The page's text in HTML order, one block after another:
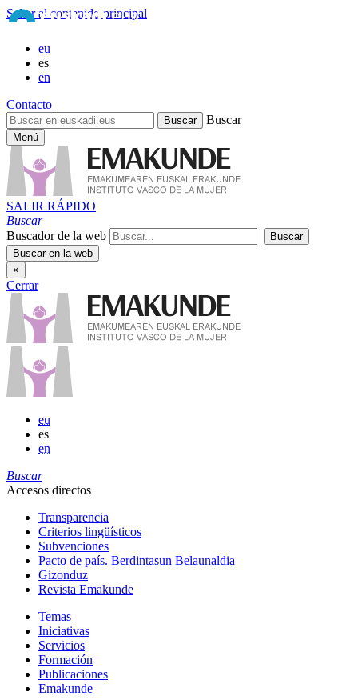
Saltar al contenido principal
eu
es
en
Contacto
Buscar
Menú
SALIR RÁPIDO
Buscar
Buscador de la web
×
Cerrar
eu
es
en
Buscar
Accesos directos
Transparencia
Criterios lingüísticos
Subvenciones
Pacto de país. Berdintasun Belaunaldia
Gizonduz
Revista Emakunde
Temas
Iniciativas
Servicios
Formación
Publicaciones
Emakunde